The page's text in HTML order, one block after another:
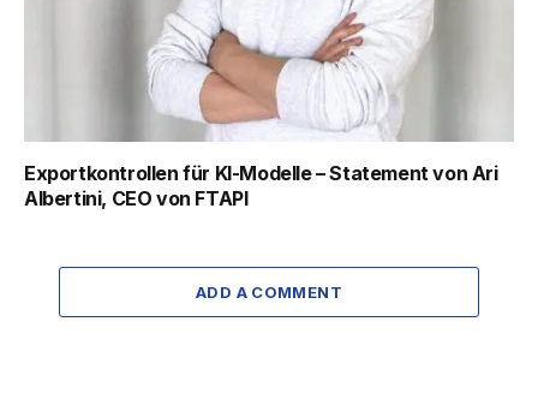
Exportkontrollen für KI-Modelle – Statement von Ari
Albertini, CEO von FTAPI
ADD A COMMENT